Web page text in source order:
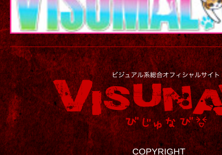
COPYRIGHT